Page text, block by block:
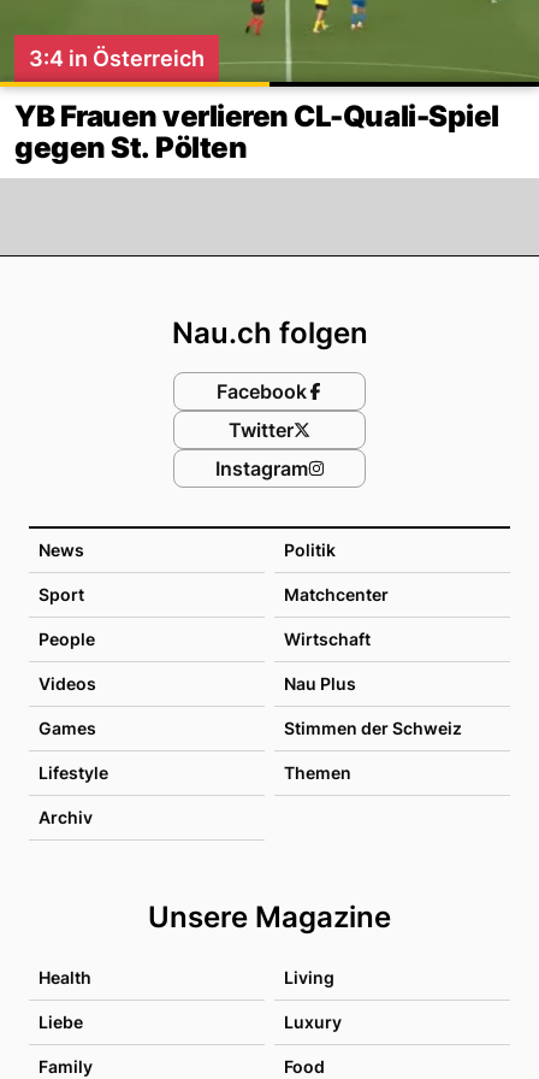
3:4 in Österreich
YB Frauen verlieren CL-Quali-Spiel
gegen St. Pölten
News Politik
Sport Matchcenter
People Wirtschaft
Videos Nau Plus
Games Stimmen der Schweiz
Lifestyle Themen
Archiv
Unsere Magazine
Health Living
Liebe Luxury
Family Food
Nau.ch folgen
Facebook
Twitter
Instagram